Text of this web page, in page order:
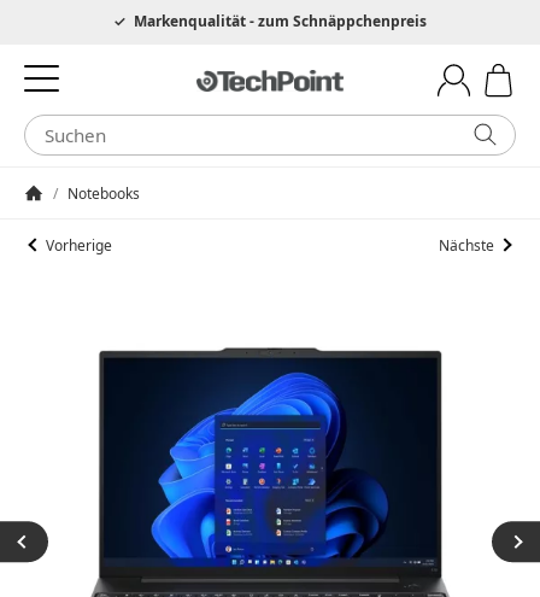
Hotline 0049 6205 3079975Markenqualität - zum Schnäppchenpreis
/ Notebooks
Vorherige Nächste